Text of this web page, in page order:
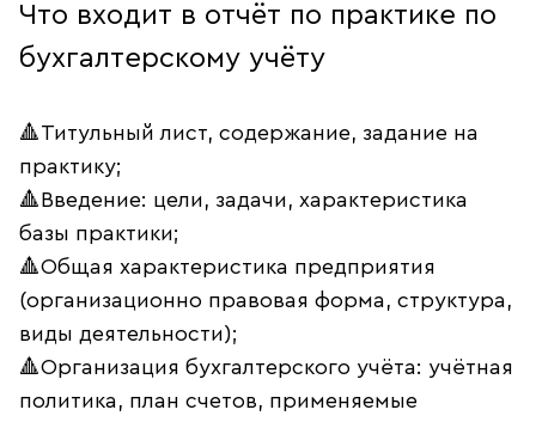
Что входит в отчёт по практике по
бухгалтерскому учёту
🔺Титульный лист, содержание, задание на
практику;
🔺Введение: цели, задачи, характеристика
базы практики;
🔺Общая характеристика предприятия
(организационно правовая форма, структура,
виды деятельности);
🔺Организация бухгалтерского учёта: учётная
политика, план счетов, применяемые